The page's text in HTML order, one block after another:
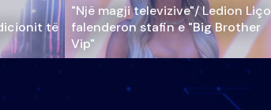
të
"Një magji televizive"/ Ledion Liço
falenderon stafin e "Big Brother
Vip"